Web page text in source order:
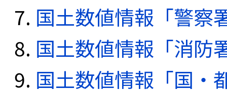
国土数値情報「警察
国土数値情報「消防
国土数値情報「国・